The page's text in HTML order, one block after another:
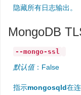
隐藏所有日志输出。
MongoDB
--mongo-ssl
默认值：False
指示mongosqld在